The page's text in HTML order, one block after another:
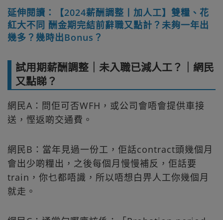
延伸閱讀：【2024薪酬調整丨加人工】雙糧、花
紅大不同 酬金期完結前辭職又點計？未夠一年出
幾多？幾時出Bonus？
試用期薪酬調整｜未入職已減人工？｜網民
又點睇？
網民A：問佢可否WFH，或公司會唔會提供車接
送，慳返啲交通費。
網民B：當年見過一份工，佢話contract頭幾個月
會出少啲糧出，之後每個月慢慢補反，佢話要
train，你乜都唔識，所以唔想白畀人工你幾個月
就走。